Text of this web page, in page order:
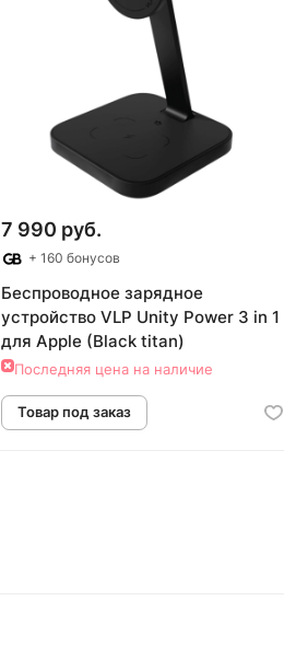
Товар под заказ
7 990 руб.
+ 160 бонусов
Беспроводное зарядное
устройствo VLP Unity Power 3 in 1
для Apple (Black titan)
Последняя цена на наличие